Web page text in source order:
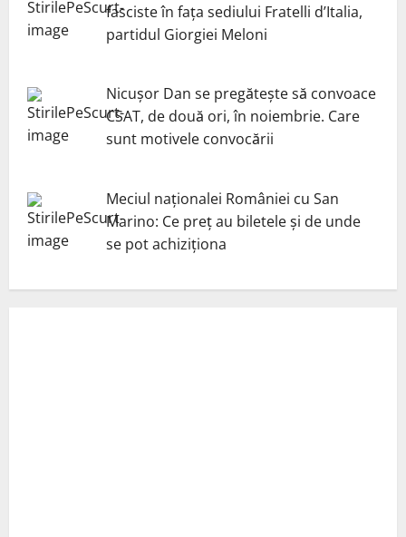
fasciste în fața sediului Fratelli d’Italia,
partidul Giorgiei Meloni
Nicuşor Dan se pregăteşte să convoace
CSAT, de două ori, în noiembrie. Care
sunt motivele convocării
Meciul naționalei României cu San
Marino: Ce preț au biletele și de unde
se pot achiziționa